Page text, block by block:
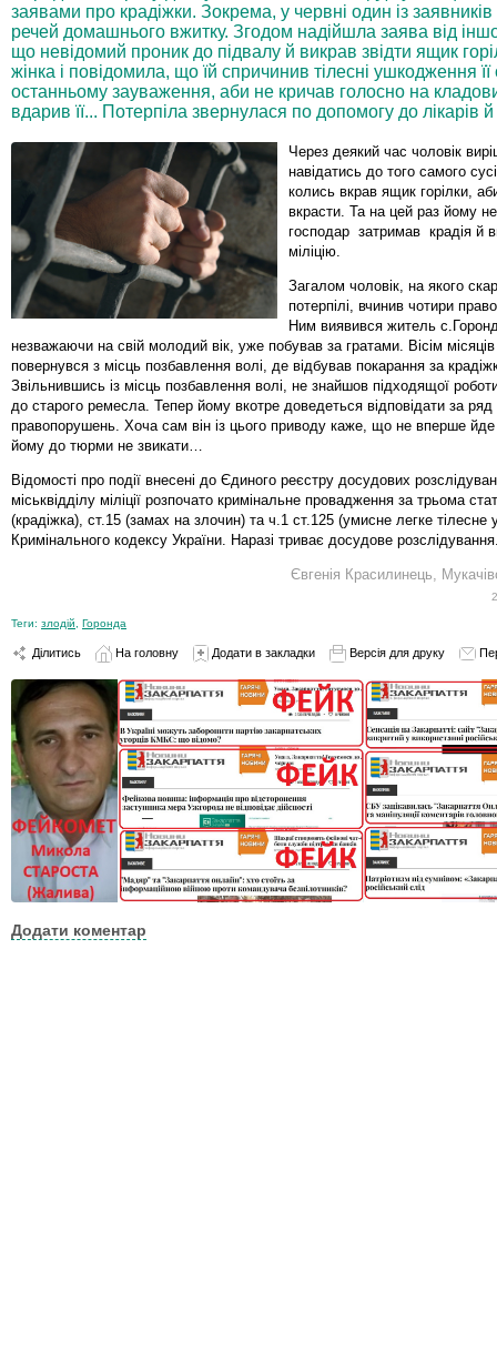
заявами про крадіжки. Зокрема, у червні один із
речей домашнього вжитку. Згодом надійшла заява від
що невідомий проник до підвалу й викрав звідти ящик
жінка і повідомила, що їй спричинив тілесні ушкодження
останньому зауваження, аби не кричав голосно на
вдарив її... Потерпіла звернулася по допомогу до лікарів
Через деякий час чоловік
навідатись до того самого
колись вкрав ящик горілки,
вкрасти. Та на цей раз йому
господар затримав крадія й
міліцію.
Загалом чоловік, на якого
потерпілі, вчинив чотири
Ним виявився житель
незважаючи на свій молодий вік, уже побував за гратами. Вісім
повернувся з місць позбавлення волі, де відбував покарання за
Звільнившись із місць позбавлення волі, не знайшов підходящої
до старого ремесла. Тепер йому вкотре доведеться відповідати за ряд
правопорушень. Хоча сам він із цього приводу каже, що не вперше йде
йому до тюрми не звикати…
Відомості про події внесені до Єдиного реєстру досудових
міськвідділу міліції розпочато кримінальне провадження за трьома
(крадіжка), ст.15 (замах на злочин) та ч.1 ст.125 (умисне легке
Кримінального кодексу України. Наразі триває досудове
Євгенія Красилинець,
Теги: злодій Горонда
Ділитись На головну Додати в закладки Версія для друку
Додати коментар